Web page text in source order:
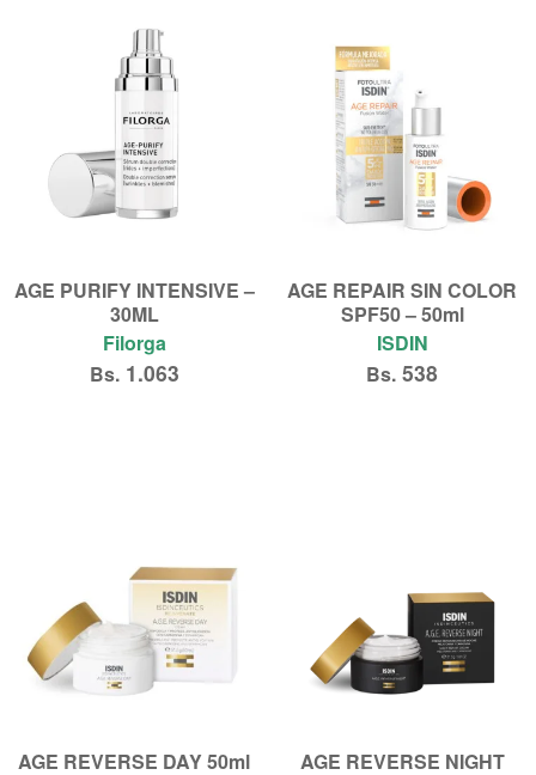
AGE PURIFY INTENSIVE –
30ML
Filorga
Bs.1.063
AGE REPAIR SIN COLOR
SPF50 – 50ml
ISDIN
Bs. 538
AGE REVERSE DAY 50ml
AGE REVERSE NIGHT